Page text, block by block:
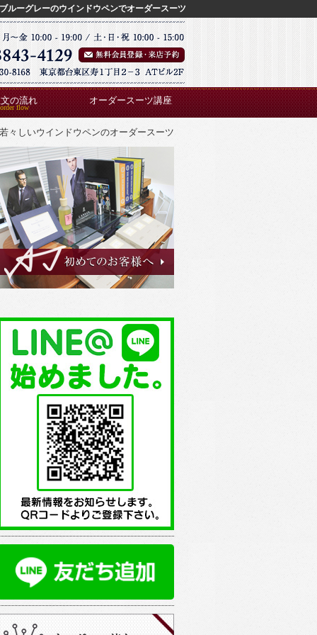
ルーグレーのウインドウペンでオーダースーツ
の流れ オーダースーツ講座
若々しいウインドウペンのオーダースーツ